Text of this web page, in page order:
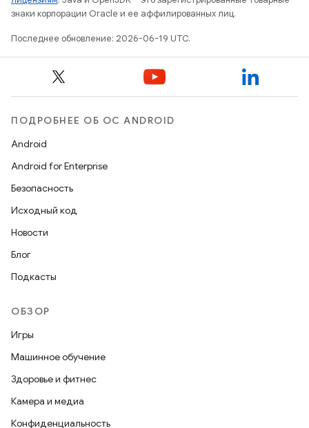
знаки корпорации Oracle и ее аффилированных лиц.
Последнее обновление: 2026-06-19 UTC.
ПОДРОБНЕЕ ОБ ОС ANDROID
Android
Android for Enterprise
Безопасность
Исходный код
Новости
Блог
Подкасты
ОБЗОР
Игры
Машинное обучение
Здоровье и фитнес
Камера и медиа
Конфиденциальность